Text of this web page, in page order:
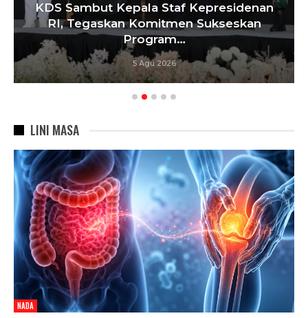
KDS Sambut Kepala Staf Kepresidenan
RI, Tegaskan Komitmen Sukseskan
Program…
5 Agu 2026
LINI MASA
NADA